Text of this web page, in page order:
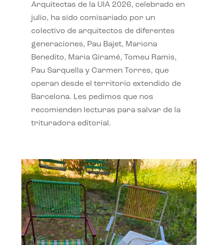
Arquitectas de la UIA 2026, celebrado en
julio, ha sido comisariado por un
colectivo de arquitectos de diferentes
generaciones, Pau Bajet, Mariona
Benedito, Maria Giramé, Tomeu Ramis,
Pau Sarquella y Carmen Torres, que
operan desde el territorio extendido de
Barcelona. Les pedimos que nos
recomienden lecturas para salvar de la
trituradora editorial.